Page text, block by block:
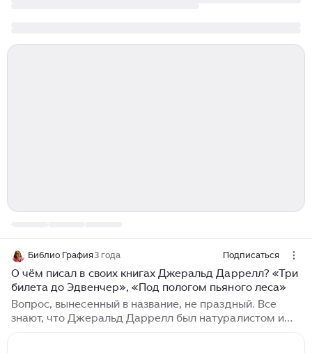
Библио Графия3 года Подписаться
О чём писал в своих книгах Джеральд Даррелл? «Три
билета до Эдвенчер», «Под пологом пьяного леса»
Вопрос, вынесенный в название, не праздный. Все
знают, что Джеральд Даррелл был натуралистом и